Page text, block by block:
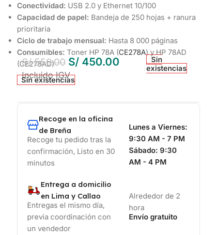
Conectividad: USB 2.0 y Ethernet 10/100
Capacidad de papel: Bandeja de 250 hojas + ranura
prioritaria
Ciclo de trabajo mensual: Hasta 8 000 páginas
Consumibles: Toner HP 78A (CE278A) y HP 78AD
(CE278AD)
S/550.00 S/ 450.00
Incluido IGV
Sin
existencias
Sin existencias
Recoge en la oficina
de Breña
Recoge tu pedido tras la
confirmación, Listo en 30
minutos
Lunes a Viernes:
9:30 AM - 7 PM
Sábado: 9:30
AM - 4 PM
Entrega a domicilio
en Lima y Callao
Entregas el mismo día,
previa coordinación con
un vendedor
Alrededor de 2
hora
Envío gratuito